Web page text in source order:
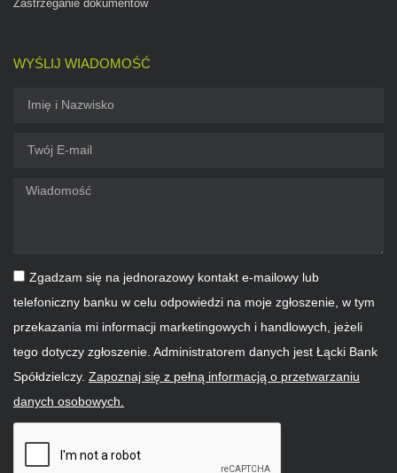
Zastrzeganie dokumentów
WYŚLIJ WIADOMOŚĆ
Zgadzam się na jednorazowy kontakt e-mailowy lub
telefoniczny banku w celu odpowiedzi na moje zgłoszenie, w tym
przekazania mi informacji marketingowych i handlowych, jeżeli
tego dotyczy zgłoszenie. Administratorem danych jest Łącki Bank
Spółdzielczy. Zapoznaj się z pełną informacją o przetwarzaniu
danych osobowych.